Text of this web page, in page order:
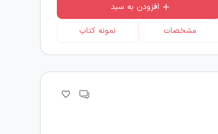
افزودن به سبد
مشخصات
نمونه کتاب